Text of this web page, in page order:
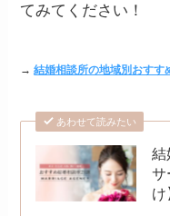
てみてください！
→結婚相談所の地域別おすす
あわせて読みたい
結
サ
け